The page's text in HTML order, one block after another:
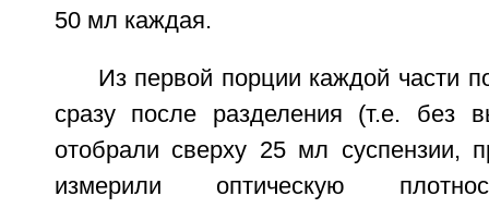
50 мл каждая.
Из первой порции каждой части
сразу после разделения (т.е. без
отобрали сверху 25 мл суспензии,
измерили оптическую